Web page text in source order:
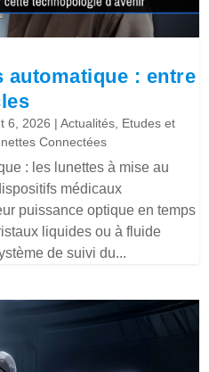
automatique : entre
6, 2026 |Actualités Etudes et
Connectées
: les lunettes à mise au
médicaux
puissance optique en temps
liquides ou à fluide
de suivi du...